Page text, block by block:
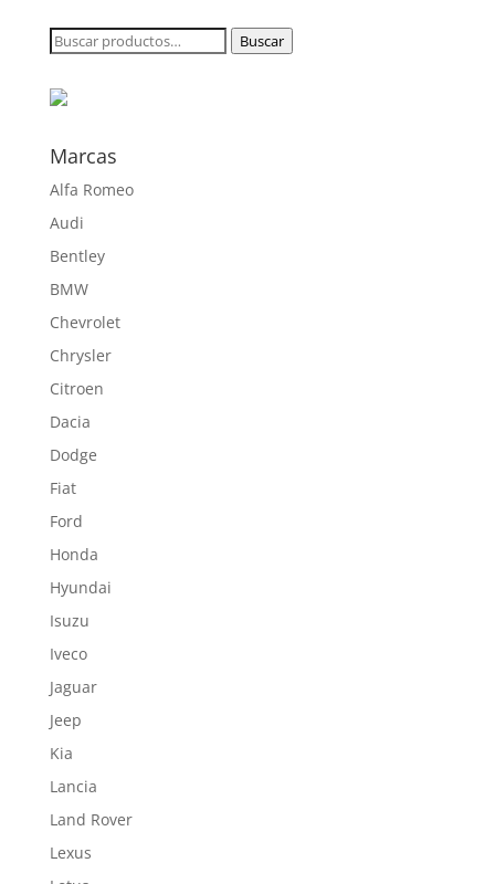
desde
260,00 €
Buscar
Buscar
Marcas
Alfa Romeo
Audi
Bentley
BMW
Chevrolet
Chrysler
Citroen
Dacia
Dodge
Fiat
Ford
Honda
Hyundai
Isuzu
Iveco
Jaguar
Jeep
Kia
Lancia
Land Rover
Lexus